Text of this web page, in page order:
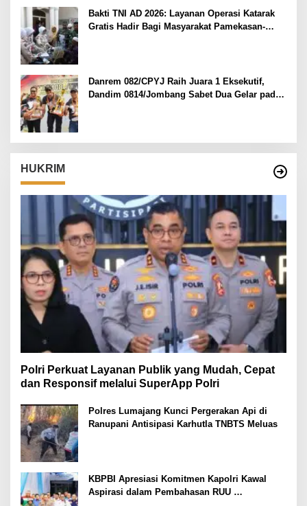
Bakti TNI AD 2026: Layanan Operasi Katarak
Gratis Hadir Bagi Masyarakat Pamekasan-
Danrem 082/CPYJ Raih Juara 1 Eksekutif,
Dandim 0814/Jombang Sabet Dua Gelar pada
HUKRIM
Polri Perkuat Layanan Publik yang Mudah, Cepat
dan Responsif melalui SuperApp Polri
Polres Lumajang Kunci Pergerakan Api di
Ranupani Antisipasi Karhutla TNBTS Meluas
KBPBI Apresiasi Komitmen Kapolri Kawal
Aspirasi dalam Pembahasan RUU